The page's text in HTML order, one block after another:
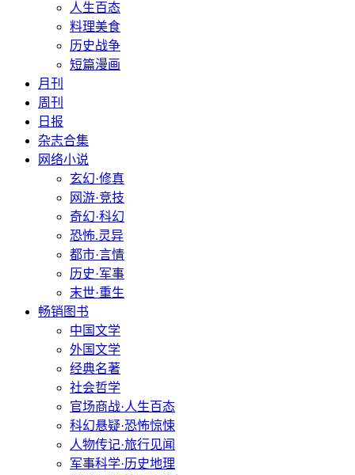
人生百态
料理美食
历史战争
短篇漫画
月刊
周刊
日报
杂志合集
网络小说
玄幻·修真
网游·竞技
奇幻·科幻
恐怖.灵异
都市·言情
历史·军事
末世·重生
畅销图书
中国文学
外国文学
经典名著
社会哲学
官场商战·人生百态
科幻悬疑·恐怖惊悚
人物传记·旅行见闻
军事科学·历史地理